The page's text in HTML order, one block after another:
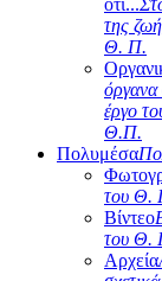
ότι...
της
Θ. Π.
όργανα
έργο
Θ.Π.
Πολυμέσα
του Θ.
Βίντεο
του Θ.
Αρχεία